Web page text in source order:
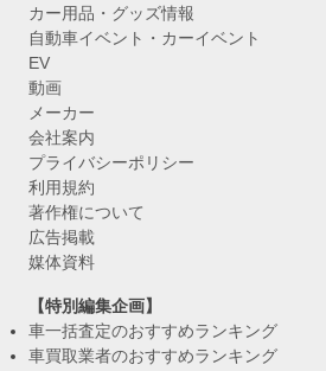
カー用品・グッズ情報
自動車イベント・カーイベント
EV
動画
メーカー
会社案内
プライバシーポリシー
利用規約
著作権について
広告掲載
媒体資料
【特別編集企画】
車一括査定のおすすめランキング
車買取業者のおすすめランキング